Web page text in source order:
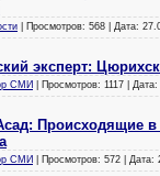
| Просмотров: 568 | Дата:
эксперт:
СМИ | Просмотров: 1117 | Дата:
Происходящие в
СМИ | Просмотров: 572 | Дата: